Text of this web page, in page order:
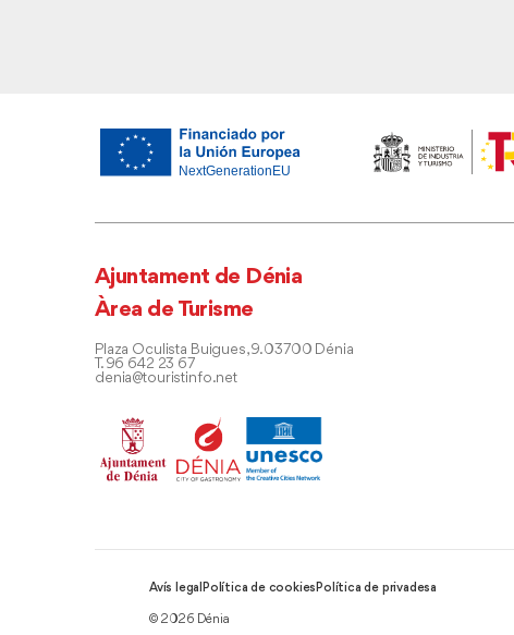
Ajuntament de Dénia
Àrea de Turisme
Plaza Oculista Buigues, 9. 03700 Dénia
T. 96 642 23 67
denia@touristinfo.net
Avís legal Política de cookies Política de privadesa
© 2026 Dénia